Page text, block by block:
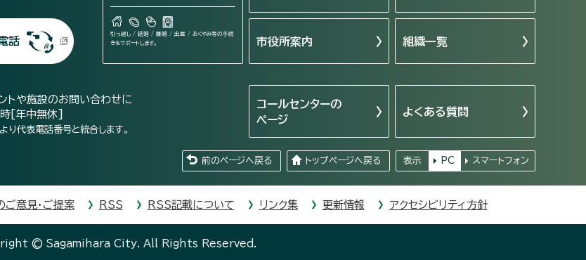
話
引っ越し / 結婚 / 離婚 / 出産 / おくやみ等の手続
きをサポートします。
市役所案内 組織一覧
トや施設のお問い合わせに
[年中無休]
代表電話番号と統合します。
コールセンターの
ページ
よくある質問
前のページへ戻る トップページへ戻る 表示 PC スマートフォン
ご意見・ご提案 RSS RSS記載について リンク集 更新情報 アクセシビリティ方針
© Sagamihara City. All Rights Reserved.